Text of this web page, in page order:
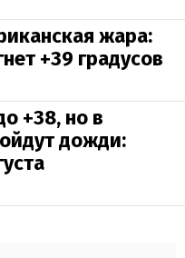
жара:
+39 градусов
+38, но в
дожди: